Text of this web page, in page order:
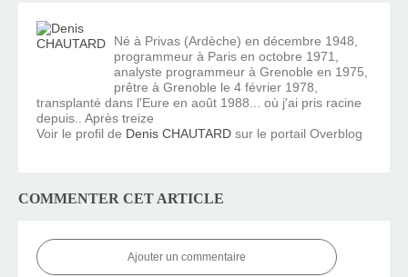
Né à Privas (Ardèche) en décembre 1948,
programmeur à Paris en octobre 1971,
analyste programmeur à Grenoble en 1975,
prêtre à Grenoble le 4 février 1978,
transplanté dans l'Eure en août 1988... où j'ai pris racine
depuis.. Après treize
Voir le profil de Denis CHAUTARD sur le portail Overblog
COMMENTER CET ARTICLE
Ajouter un commentaire